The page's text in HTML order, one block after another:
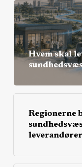
Hvem skal
Regionerne
leverandører